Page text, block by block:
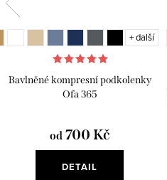
+ další
Bavlněné kompresní podkolenky
Ofa 365
od700 Kč
DETAIL
+ další